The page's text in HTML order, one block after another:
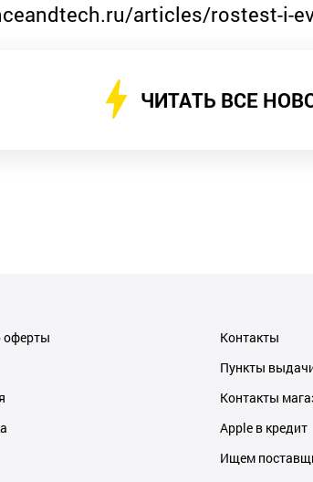
articles/rostest-i-
ЧИТАТЬ ВСЕ
оферты
Контакты
Пункты
Контакты
Apple в кредит
Ищем